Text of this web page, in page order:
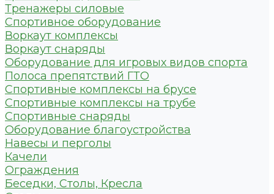
Тренажеры силовые
Спортивное оборудование
Воркаут комплексы
Воркаут снаряды
Оборудование для игровых видов спорта
Полоса препятствий ГТО
Спортивные комплексы на брусе
Спортивные комплексы на трубе
Спортивные снаряды
Оборудование благоустройства
Навесы и перголы
Качели
Ограждения
Беседки, Столы, Кресла